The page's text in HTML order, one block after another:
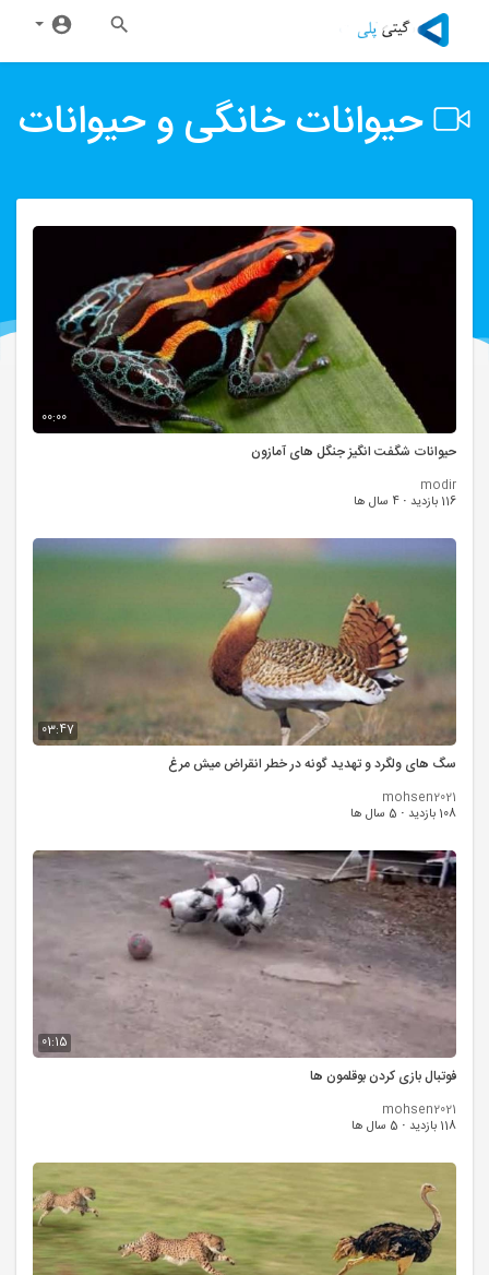
حیوانات خانگی و حیوانات
00:00
حیوانات شگفت انگیز جنگل های آمازون
modir
116 بازدید
· 4 سال ها
03:47
سگ های ولگرد و تهدید گونه در خطر انقراض میش مرغ
mohsen2021
108 بازدید
· 5 سال ها
01:15
فوتبال بازی کردن بوقلمون ها
mohsen2021
118 بازدید
· 5 سال ها